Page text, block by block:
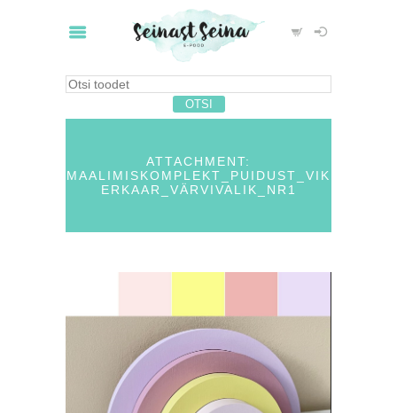
ATTACHMENT:
MAALIMISKOMPLEKT_PUIDUST_VIK
ERKAAR_VÄRVIVALIK_NR1